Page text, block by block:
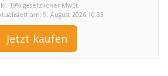
19% gesetzlicher MwSt.
am: 9. August 2026 10:33
Jetzt kaufen